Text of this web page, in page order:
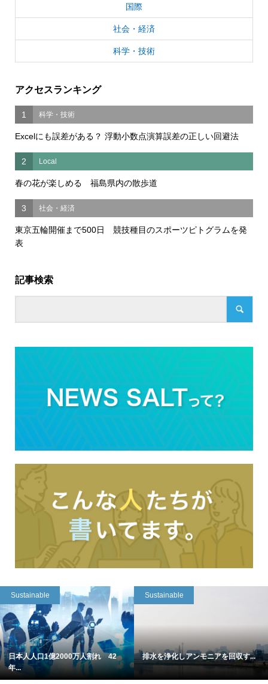
国際
社会・経済
科学・技術
アクセスランキング
1 科学・技術
Excelにも誤差がある？ 浮動小数点演算誤差の正しい回避法
2 Local
春の花が楽しめる 福島県内の散歩道
3 社会・経済
東京五輪開催まで500日 競技種目のスポーツピトグラムを発
表
記事検索
Sustainable
日本人人口1億2000万人割れ 42
年...
Sustainable
排水を浄化しアンモニアを回収す...